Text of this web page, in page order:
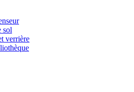
sol
verrière